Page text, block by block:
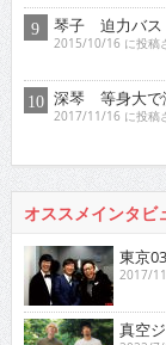
琴子 迫力バス
2015/10/16 に投稿
深琴 等身大で
2017/11/16 に投稿
オススメインタビ
東京
2017/
真空